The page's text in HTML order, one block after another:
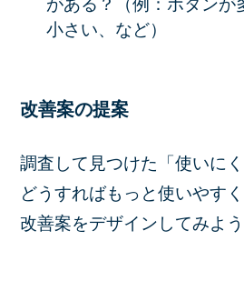
がある？（例：ボタンが
小さい、など）
改善案の提案
調査して見つけた「使いに
どうすればもっと使いやす
改善案をデザインしてみよう